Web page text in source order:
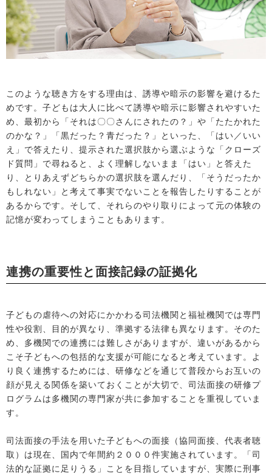
このような聴き方をする理由は、誘導や暗示の影響を避けるた
めです。子どもは大人に比べて誘導や暗示に影響されやすいた
め、最初から「それは〇〇さんにされたの？」や「たたかれた
のかな？」「黒だった？青だった？」といった、「はい／いい
え」で答えたり、提示された選択肢から選ぶような「クローズ
ド質問」で尋ねると、よく理解しないまま「はい」と答えた
り、とりあえずどちらかの選択肢を選んだり、「そうだったか
もしれない」と考えて事実でないことを報告したりすることが
あるからです。そして、それらのやり取りによって元の体験の
記憶が変わってしまうこともあります。
連携の重要性と面接記録の証拠化
子どもの虐待への対応にかかわる司法機関と福祉機関では専門
性や役割、目的が異なり、準拠する法律も異なります。そのた
め、多機関での連携には難しさがありますが、違いがあるから
こそ子どもへの包括的な支援が可能になると考えています。よ
り良く連携するためには、研修などを通じて普段からお互いの
顔が見える関係を築いておくことが大切で、司法面接の研修プ
ログラムは多機関の専門家が共に参加することを重視していま
す。
司法面接の手法を用いた子どもへの面接（協同面接、代表者聴
取）は現在、国内で年間約２０００件実施されています。「司
法的な証拠に足りうる」ことを目指していますが、実際に刑事